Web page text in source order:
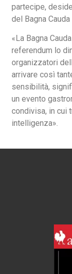
partecipe,
del Bagna Cauda
«La Bagna
referendum lo
organizzatori
arrivare così
sensibilità,
un evento
condivisa, in cui
intelligenza».